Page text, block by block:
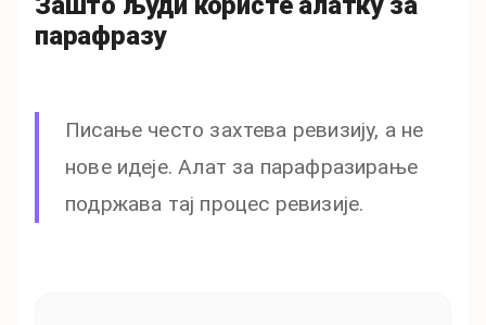
парафразу
Писање често захтева ревизију, а не
нове идеје. Алат за парафразирање
подржава тај процес ревизије.